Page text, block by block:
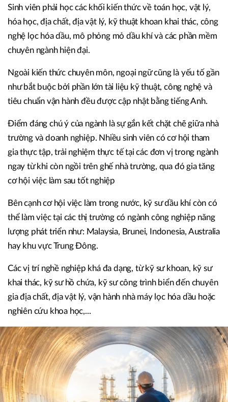
Sinh viên phải học các khối kiến thức về toán học, vật lý,
hóa học, địa chất, địa vật lý, kỹ thuật khoan khai thác, công
nghệ lọc hóa dầu, mô phỏng mỏ dầu khí và các phần mềm
chuyên ngành hiện đại.
Ngoài kiến thức chuyên môn, ngoại ngữ cũng là yếu tố gần
như bắt buộc bởi phần lớn tài liệu kỹ thuật, công nghệ và
tiêu chuẩn vận hành đều được cập nhật bằng tiếng Anh.
Điểm đáng chú ý của ngành là sự gắn kết chặt chẽ giữa nhà
trường và doanh nghiệp. Nhiều sinh viên có cơ hội tham
gia thực tập, trải nghiệm thực tế tại các đơn vị trong ngành
ngay từ khi còn ngồi trên ghế nhà trường, qua đó gia tăng
cơ hội việc làm sau tốt nghiệp
Bên cạnh cơ hội việc làm trong nước, kỹ sư dầu khí còn có
thể làm việc tại các thị trường có ngành công nghiệp năng
lượng phát triển như: Malaysia, Brunei, Indonesia, Australia
hay khu vực Trung Đông.
Các vị trí nghề nghiệp khá đa dạng, từ kỹ sư khoan, kỹ sư
khai thác, kỹ sư hồ chứa, kỹ sư công trình biển đến chuyên
gia địa chất, địa vật lý, vận hành nhà máy lọc hóa dầu hoặc
nghiên cứu khoa học,...